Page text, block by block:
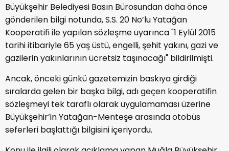
Büyükşehir Belediyesi Basın Bürosundan daha önce
gönderilen bilgi notunda, S.S. 20 No’lu Yatağan
Kooperatifi ile yapılan sözleşme uyarınca "1 Eylül 2015
tarihi itibariyle 65 yaş üstü, engelli, şehit yakını, gazi ve
gazilerin yakınlarının ücretsiz taşınacağı" bildirilmişti.
Ancak, önceki günkü gazetemizin baskıya girdiği
sıralarda gelen bir başka bilgi, adı geçen kooperatifin
sözleşmeyi tek taraflı olarak uygulamaması üzerine
Büyükşehir’in Yatağan-Menteşe arasında otobüs
seferleri başlattığı bilgisini içeriyordu.